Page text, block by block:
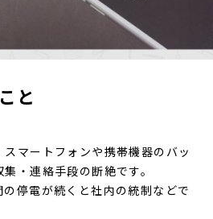
と
マートフォンや携帯機器のバッ
・連絡手段の断絶です。
停電が続くと社内の統制などで